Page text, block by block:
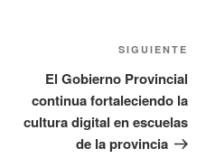
SIGUIENTE
El Gobierno Provincial
continua fortaleciendo la
cultura digital en escuelas
de la provincia